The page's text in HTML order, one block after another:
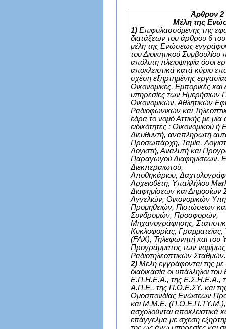
Άρθρον 2
Μέλη της
1) Επιφυλασσόμενης της
διατάξεων του άρθρου 6
μέλη της Ενώσεως
του Διοικητικού Συμβουλίου
απόλυτη πλειοψηφία όσοι
αποκλειστικά κατά κύριο
σχέση εξηρτημένης
Οικονομικές, Εμπορικές και
υπηρεσίες των Ημερήσιων
Οικονομικών, Αθλητικών
Ραδιοφωνικών και
έδρα το νομό Αττικής με μία
ειδικότητες : Οικονομικού ή
Διευθυντή, αναπληρωτή
Προσωπάρχη, Ταμία,
Λογιστή, Αναλυτή και
Παραγωγού Διαφημίσεων,
Διεκπεραιωτού,
Αποθηκάριου,
Αρχειοθέτη, Υπαλλήλου
Διαφημίσεων και Δημοσίων
Αγγελιών, Οικονομικών
Προμηθειών, Πιστώσεων
Συνδρομών, Προσφορών,
Μηχανογράφησης,
Κυκλοφορίας,
(FAX), Τηλεφωνητή και του
Προγράμματος των νομίμως
Ραδιοτηλεοπτικών Σταθμών.
2) Μέλη εγγράφονται της με
διαδικασία οι υπάλληλοι
Ε.Π.Η.Ε.Α., της Ε.Σ.Η.Ε.Α.,
Α.Π.Ε., της Π.Ο.Ε.ΣΥ. και
Ομοσπονδίας Ενώσεων
και Μ.Μ.Ε.
ασχολούνται αποκλειστικά
επάγγελμα με σχέση